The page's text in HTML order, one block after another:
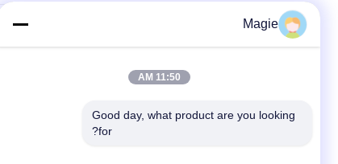
منفصل السوائل
الصلبة من الألومنيوم
Magie
11:50 AM
Good day, what product are you looking
for?